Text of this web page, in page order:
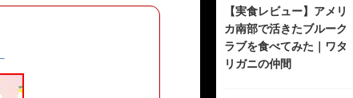
【実食レビュー】アメリ
カ南部で活きたブルーク
ラブを食べてみた｜ワタ
リガニの仲間